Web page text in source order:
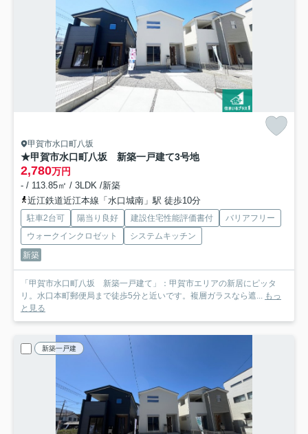
甲賀市水口町八坂
★甲賀市水口町八坂 新築一戸建て3号地
2,780万円
- / 113.85㎡ / 3LDK /新築
近江鉄道近江本線「水口城南」駅 徒歩10分
駐車2台可 陽当り良好 建設住宅性能評価書付
バリアフリー
ウォークインクロゼット
システムキッチン
新築
「甲賀市水口町八坂 新築一戸建て」：甲賀市エリアの新居にピッタ
リ。水口本町郵便局まで徒歩5分と近いです。複層ガラスなら遮... もっ
と見る
新築一戸建